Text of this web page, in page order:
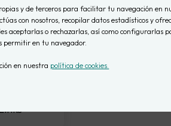
y de terceros para facilitar tu navegación en
con nosotros, recopilar datos estadísticos y
aceptarlas o rechazarlas, así como configurarlas
permitir en tu navegador.
en nuestra política de cookies.
tan